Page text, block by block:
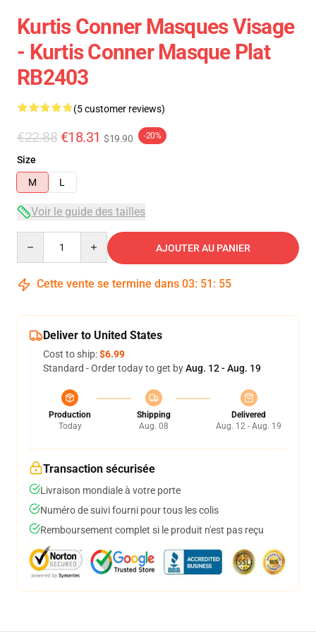
Kurtis Conner Masques Visage
- Kurtis Conner Masque Plat
RB2403
(5 customer reviews)
€22.88 €18.31 $19.90 -20%
Size
M
L
Voir le guide des tailles
AJOUTER AU PANIER
Cette vente se termine dans 03: 51 : 54
Deliver to United States
Cost to ship:$6.99
Standard - Order today to get byAug. 12 - Aug. 19
Production
Today
Shipping
Aug. 08
Delivered
Aug. 12 - Aug. 19
Transaction sécurisée
Livraison mondiale à votre porte
Numéro de suivi fourni pour tous les colis
Remboursement complet si le produit n'est pas reçu